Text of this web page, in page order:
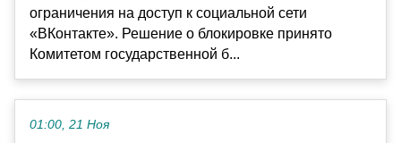
ограничения на доступ к социальной сети
«ВКонтакте». Решение о блокировке принято
Комитетом государственной б...
01:00, 21 Ноя